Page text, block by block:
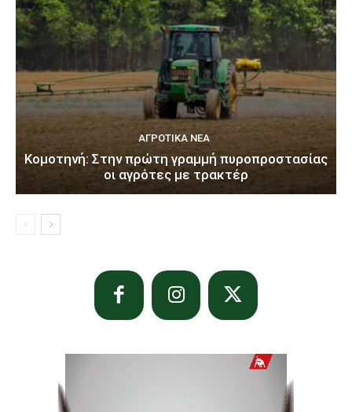
ΑΓΡΟΤΙΚΆ ΝΈΑ
Κομοτηνή: Στην πρώτη γραμμή πυροπροστασίας
οι αγρότες με τρακτέρ